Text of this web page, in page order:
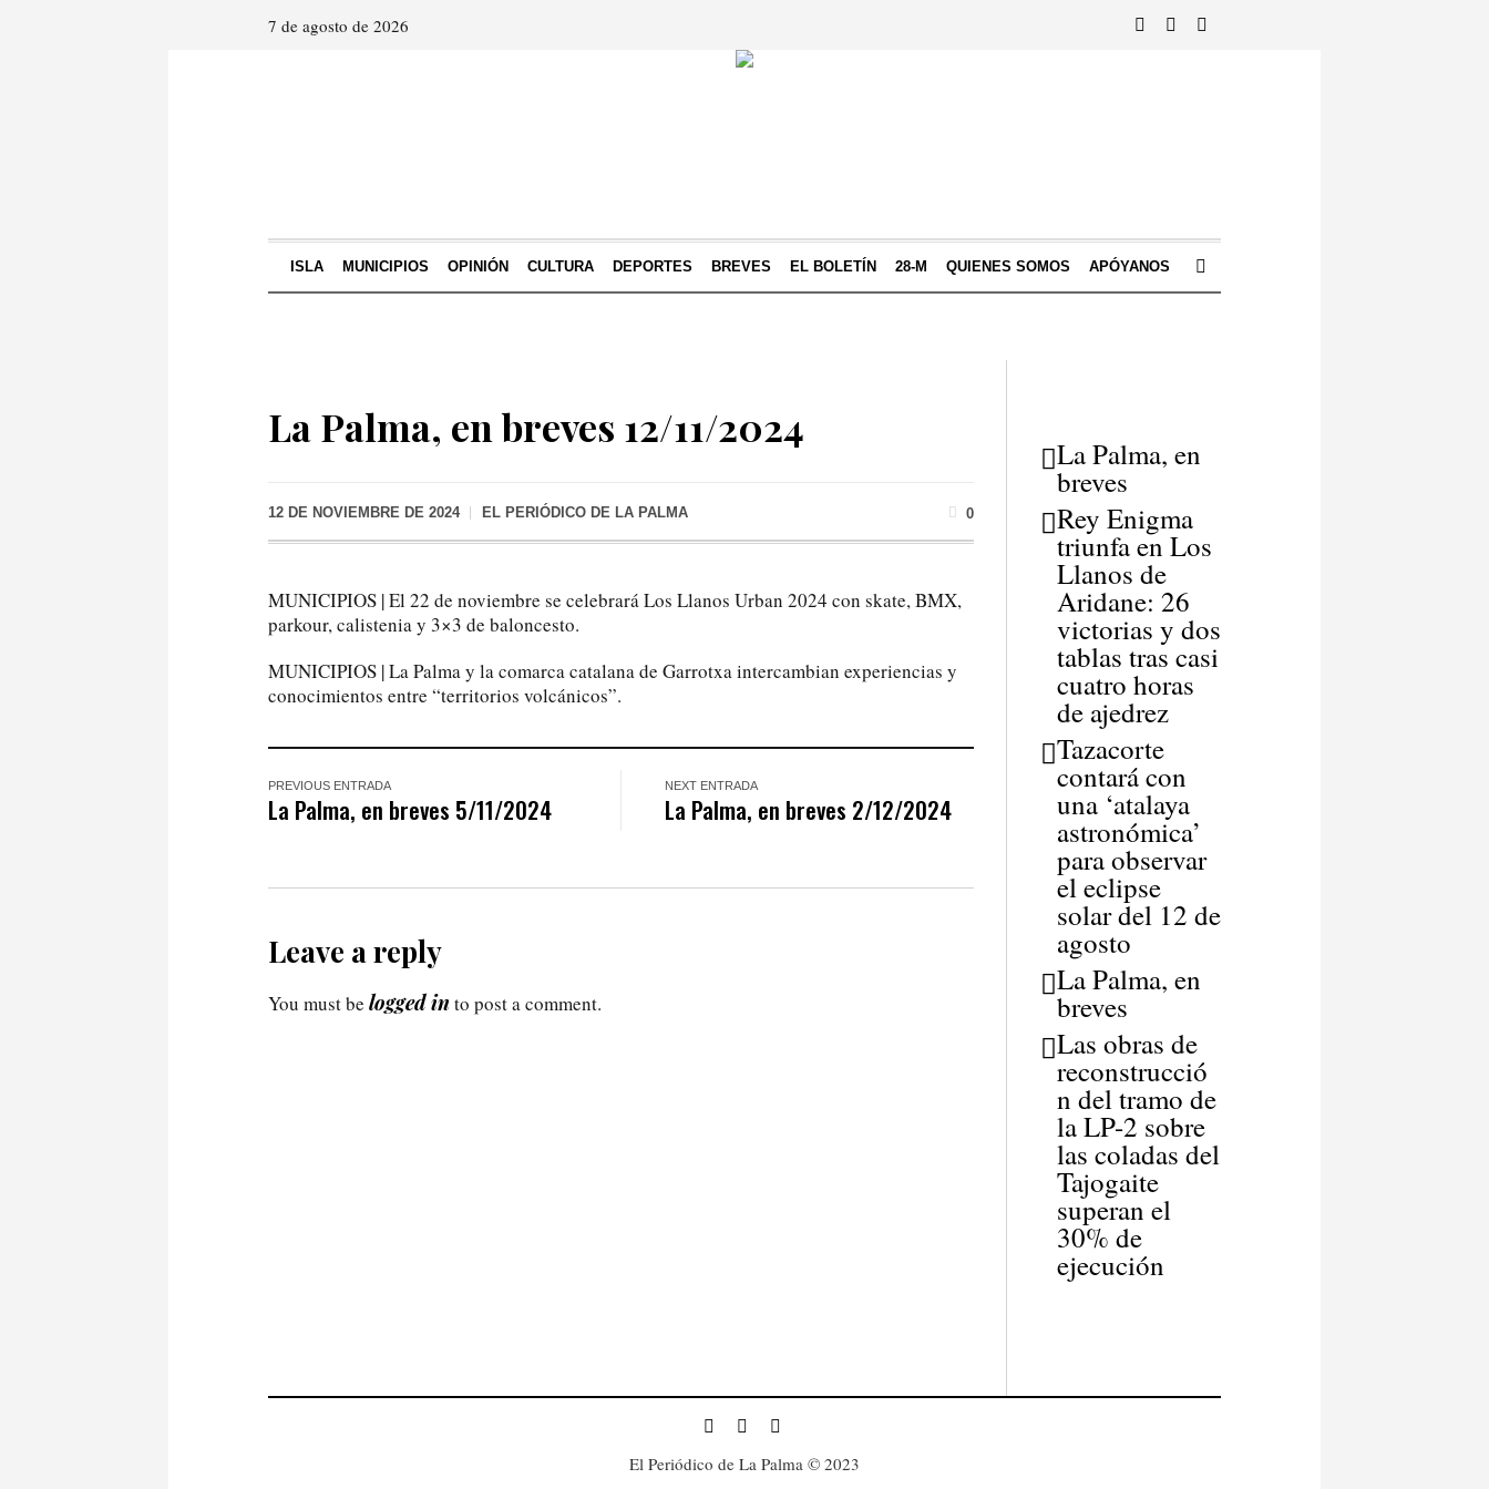
7 de agosto de 2026
ISLA MUNICIPIOS OPINIÓN CULTURA DEPORTES BREVES EL BOLETÍN 28-M QUIENES SOMOS APÓYANOS
La Palma, en breves 12/11/2024
12 DE NOVIEMBRE DE 2024 EL PERIÓDICO DE LA PALMA 0
MUNICIPIOS | El 22 de noviembre se celebrará Los Llanos Urban 2024 con skate, BMX,
parkour, calistenia y 3×3 de baloncesto.
MUNICIPIOS | La Palma y la comarca catalana de Garrotxa intercambian experiencias y
conocimientos entre “territorios volcánicos”.
PREVIOUS ENTRADA
La Palma, en breves 5/11/2024
NEXT ENTRADA
La Palma, en breves 2/12/2024
Leave a reply
You must be logged in to post a comment.
La Palma, en
breves
Rey Enigma
triunfa en Los
Llanos de
Aridane: 26
victorias y dos
tablas tras casi
cuatro horas
de ajedrez
Tazacorte
contará con
una ‘atalaya
astronómica’
para observar
el eclipse
solar del 12 de
agosto
La Palma, en
breves
Las obras de
reconstrucció
n del tramo de
la LP-2 sobre
las coladas del
Tajogaite
superan el
30% de
ejecución
El Periódico de La Palma © 2023